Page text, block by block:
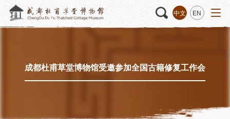
中文 EN
活动 “人日游草堂”系列文化活动 藏品 藏品概述
数字资源
成都杜甫草堂博物馆受邀参加全国古籍修复工作会